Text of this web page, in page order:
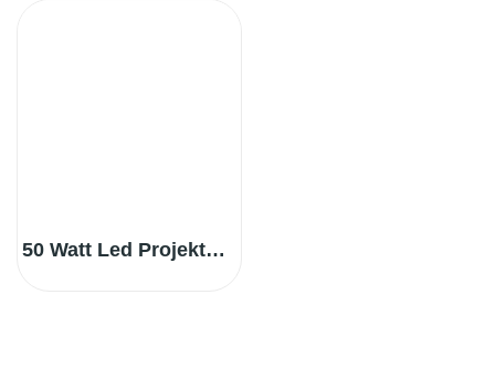
50 Watt Led Projektör (CE Sertifikalı)